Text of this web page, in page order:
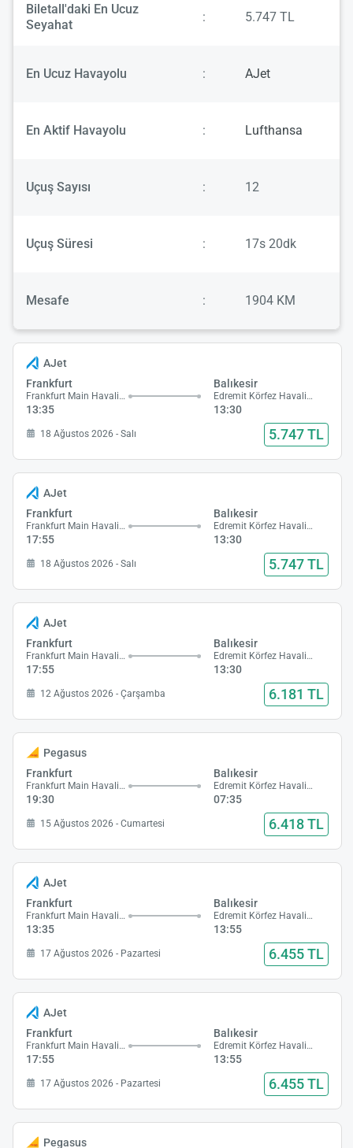
Biletall'daki En Ucuz
Seyahat
: 5.747 TL
En Ucuz Havayolu : AJet
En Aktif Havayolu : Lufthansa
Uçuş Sayısı : 12
Uçuş Süresi : 17s 20dk
Mesafe : 1904 KM
AJet
Frankfurt
Frankfurt Main Havalimanı
13:35
Balıkesir
Edremit Körfez Havalimanı
13:30
18 Ağustos 2026 - Salı 5.747 TL
AJet
Frankfurt
Frankfurt Main Havalimanı
17:55
Balıkesir
Edremit Körfez Havalimanı
13:30
18 Ağustos 2026 - Salı 5.747 TL
AJet
Frankfurt
Frankfurt Main Havalimanı
17:55
Balıkesir
Edremit Körfez Havalimanı
13:30
12 Ağustos 2026 - Çarşamba 6.181 TL
Pegasus
Frankfurt
Frankfurt Main Havalimanı
19:30
Balıkesir
Edremit Körfez Havalimanı
07:35
15 Ağustos 2026 - Cumartesi 6.418 TL
AJet
Frankfurt
Frankfurt Main Havalimanı
13:35
Balıkesir
Edremit Körfez Havalimanı
13:55
17 Ağustos 2026 - Pazartesi 6.455 TL
AJet
Frankfurt
Frankfurt Main Havalimanı
17:55
Balıkesir
Edremit Körfez Havalimanı
13:55
17 Ağustos 2026 - Pazartesi 6.455 TL
Pegasus